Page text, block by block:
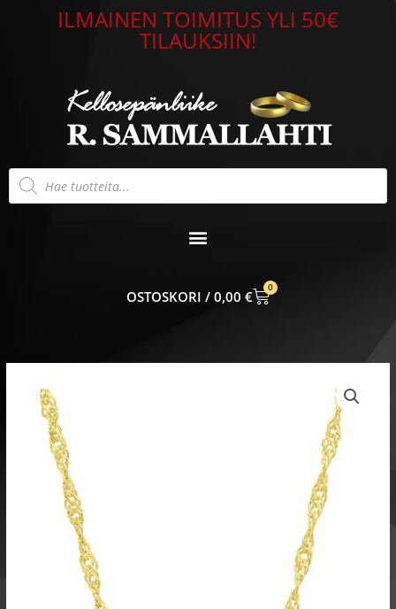
ILMAINEN TOIMITUS YLI 50€
TILAUKSIIN!
Products
search
0,00 €
0
CART
Love
kullattu
hopea
kaulakoru
N0692ZG